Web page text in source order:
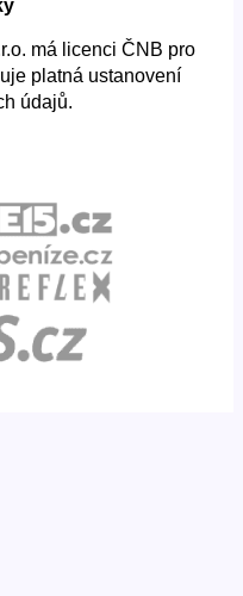
má licenci ČNB pro
platná ustanovení
údajů.